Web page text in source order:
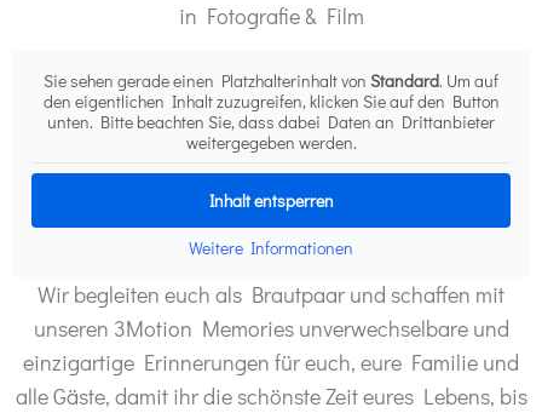
in Fotografie & Film
Sie sehen gerade einen Platzhalterinhalt von Standard. Um auf
den eigentlichen Inhalt zuzugreifen, klicken Sie auf den Button
unten. Bitte beachten Sie, dass dabei Daten an Drittanbieter
weitergegeben werden.
Inhalt entsperren
Weitere Informationen
Wir begleiten euch als Brautpaar und schaffen mit
unseren 3Motion Memories unverwechselbare und
einzigartige Erinnerungen für euch, eure Familie und
alle Gäste, damit ihr die schönste Zeit eures Lebens, bis